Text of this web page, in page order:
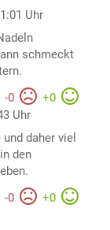
Uhr
schmeckt
-0 +0
Uhr
daher viel
den
-0 +0